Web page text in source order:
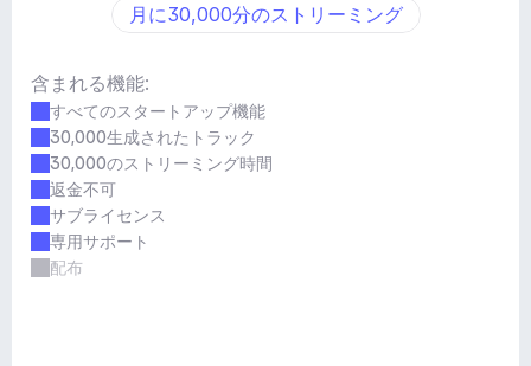
月に30,000分のストリーミング
含まれる機能:
すべてのスタートアップ機能
30,000生成されたトラック
30,000のストリーミング時間
返金不可
サブライセンス
専用サポート
配布